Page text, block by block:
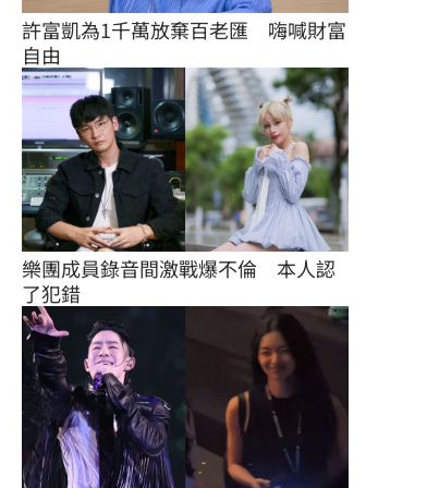
許富凱為1千萬放棄百老匯　嗨喊財富
自由
樂團成員錄音間激戰爆不倫　本人認
了犯錯